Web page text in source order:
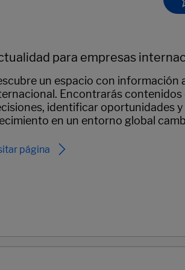
para empresas
un espacio con información
Encontrarás contenidos
identificar oportunidades
en un entorno global
página